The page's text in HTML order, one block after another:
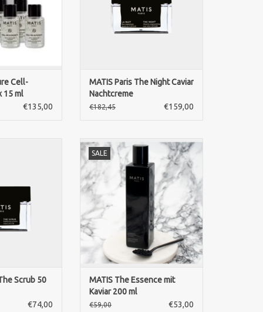
schützt vor
und verleiht
jugendlichen
Cell-
15 ml
€135,00
Nacht – für ein geschmeidiges
Hautgefühl und einen
strahlenden Teint am Morgen
MATIS Paris The Night Caviar
Nachtcreme
€182,45 €159,00
und Enzymen.
HINZUFÜGEN
Scrub 50
€74,00
SALE
Luxuriöse MATIS Gesichtslotion
mit französischem Kaviar,
Meerwasser und Grünalgen.
Spendet Feuchtigkeit, verfeinert
und pflegt die Haut.
ZUM WARENKORB HINZUFÜGEN
MATIS The Essence mit
Kaviar 200 ml
€59,00 €53,00